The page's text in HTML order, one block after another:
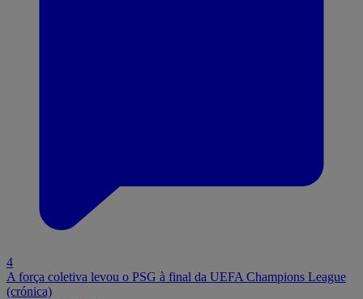
4
A força coletiva levou o PSG à final da UEFA Champions League
(crónica)